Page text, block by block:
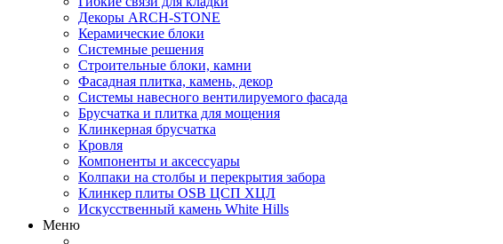
Декоры ARCH-STONE
Керамические блоки
Системные решения
Строительные блоки, камни
Фасадная плитка, камень, декор
Системы навесного вентилируемого фасада
Брусчатка и плитка для мощения
Клинкерная брусчатка
Кровля
Компоненты и аксессуары
Колпаки на столбы и перекрытия забора
Клинкер плиты OSB ЦСП ХЦЛ
Искусственный камень White Hills
Меню